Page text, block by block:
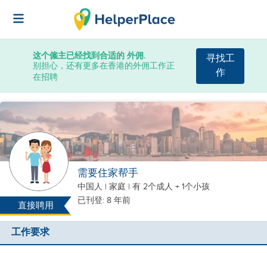
这个僱主已经找到合适的 外佣.
别担心，还有更多在香港的外佣工作正
在招聘
寻找工
作
直接聘用
需要住家帮手
中国人 | 家庭 | 有 2个成人 + 1个小孩
已刊登: 8 年前
工作要求